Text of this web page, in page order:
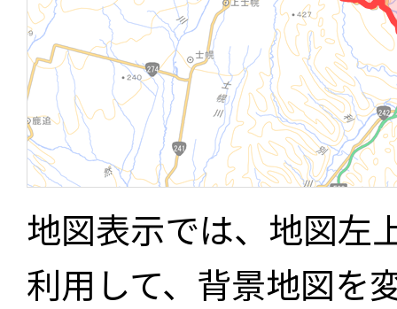
地図表示では、地図左
利用して、背景地図を